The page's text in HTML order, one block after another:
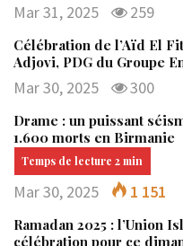
Mar 31, 2025 259
Célébration de l’Aïd El
Adjovi, PDG du Groupe
Mar 30, 2025 300
Drame : un puissant
1.600 morts en Birmanie
Mar 30, 2025 1 151
Ramadan 2025 : l’Union
célébration pour ce